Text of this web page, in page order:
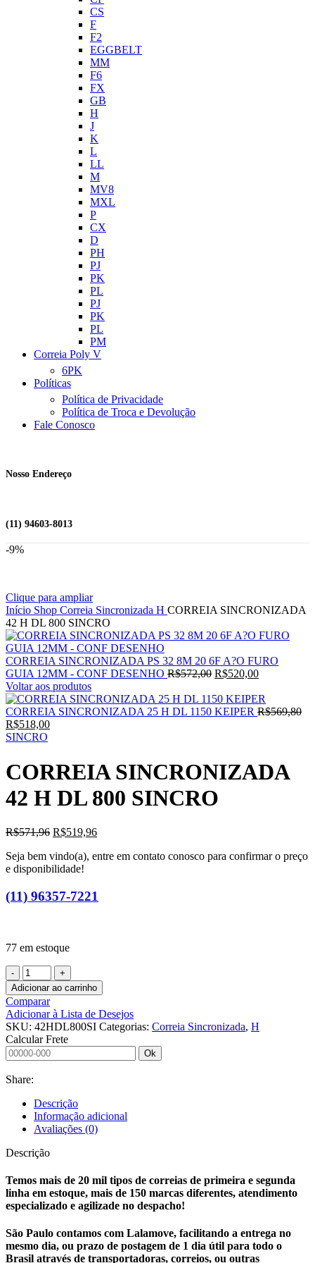
CS
F
F2
EGGBELT
MM
F6
FX
GB
H
J
K
L
LL
M
MV8
MXL
P
CX
D
PH
PJ
PK
PL
PJ
PK
PL
PM
Correia Poly V
6PK
Políticas
Política de Privacidade
Política de Troca e Devolução
Fale Conosco
Nosso Endereço
(11) 94603-8013
-9%
Clique para ampliar
Início Shop Correia Sincronizada H CORREIA SINCRONIZADA
42 H DL 800 SINCRO
CORREIA SINCRONIZADA PS 32 8M 20 6F A?O FURO
GUIA 12MM - CONF DESENHO R$572,00 R$520,00
Voltar aos produtos
CORREIA SINCRONIZADA 25 H DL 1150 KEIPER R$569,80
R$518,00
SINCRO
CORREIA SINCRONIZADA
42 H DL 800 SINCRO
R$571,96 R$519,96
Seja bem vindo(a), entre em contato conosco para confirmar o preço
e disponibilidade!
(11) 96357-7221
77 em estoque
Adicionar ao carrinho
Comparar
Adicionar à Lista de Desejos
SKU: 42HDL800SI Categorias: Correia Sincronizada, H
Calcular Frete
Ok
Share:
Descrição
Informação adicional
Avaliações (0)
Descrição
Temos mais de 20 mil tipos de correias de primeira e segunda
linha em estoque, mais de 150 marcas diferentes, atendimento
especializado e agilizade no despacho!
São Paulo contamos com Lalamove, facilitando a entrega no
mesmo dia, ou prazo de postagem de 1 dia útil para todo o
Brasil através de transportadoras, correios, ou outras